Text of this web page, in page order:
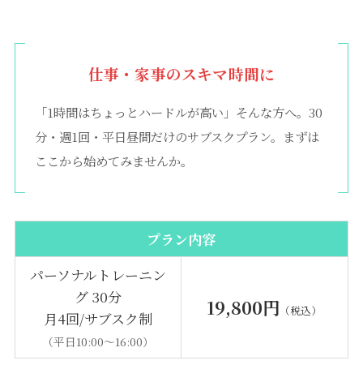
仕事・家事のスキマ時間に
「1時間はちょっとハードルが高い」そんな方へ。30
分・週1回・平日昼間だけのサブスクプラン。まずは
ここから始めてみませんか。
プラン内容
パーソナルトレーニン
グ 30分
月4回/サブスク制
（平日10:00〜16:00）
19,800円 （税込）